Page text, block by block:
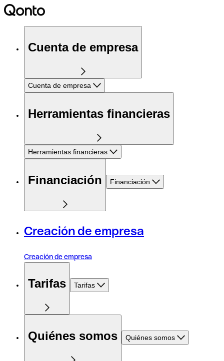
Cuenta de empresa
Cuenta de empresa
Herramientas financieras
Herramientas financieras
Financiación Financiación
Creación de empresa
Creación de empresa
Tarifas Tarifas
Quiénes somos Quiénes somos